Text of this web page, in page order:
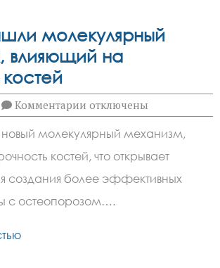
молекулярный
влияющий на
Комментарии к
записи
Ученые
нашли
молекулярный
механизм,
влияющий
на
прочность
отключены
новый молекулярный механизм,
костей, что открывает
создания более эффективных
с остеопорозом….